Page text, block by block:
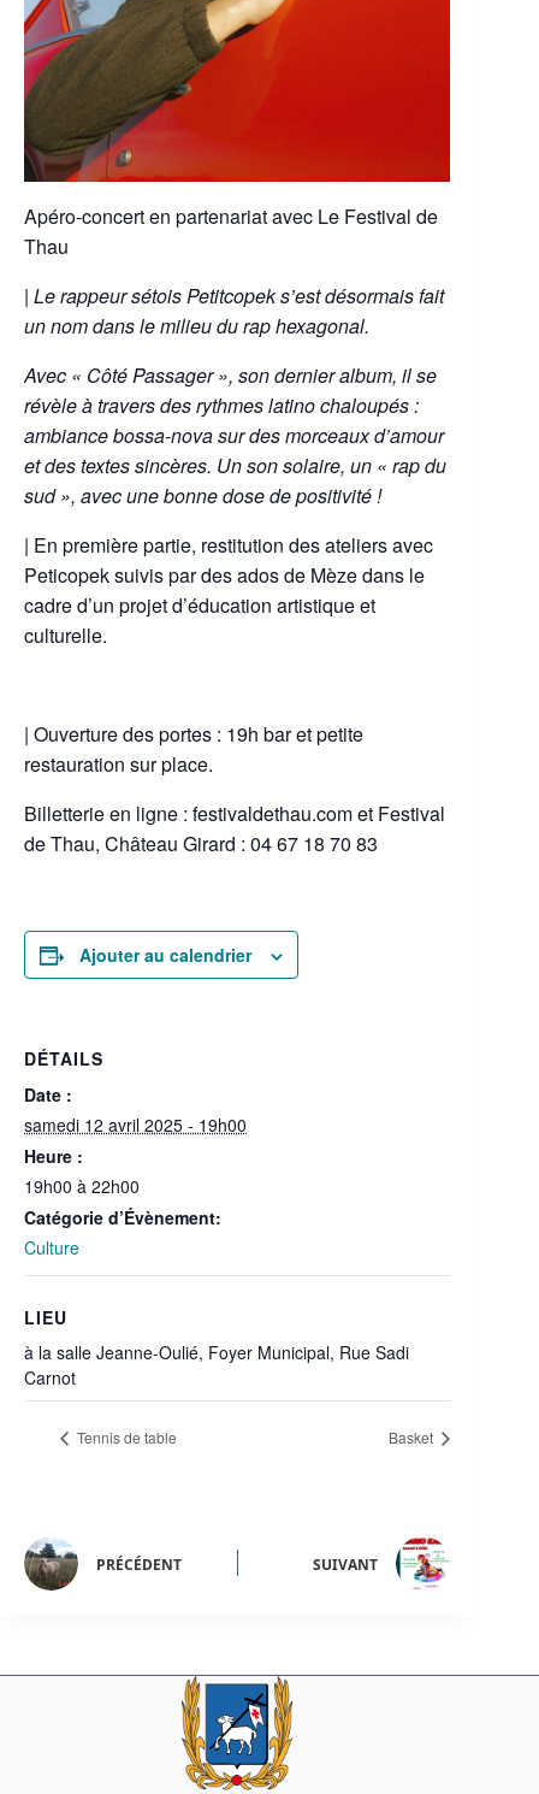
Apéro-concert en partenariat avec Le Festival de
Thau
| Le rappeur sétois Petitcopek s’est désormais fait
un nom dans le milieu du rap hexagonal.
Avec « Côté Passager », son dernier album, il se
révèle à travers des rythmes latino chaloupés :
ambiance bossa-nova sur des morceaux d’amour
et des textes sincères. Un son solaire, un « rap du
sud », avec une bonne dose de positivité !
| En première partie, restitution des ateliers avec
Peticopek suivis par des ados de Mèze dans le
cadre d’un projet d’éducation artistique et
culturelle.
| Ouverture des portes : 19h bar et petite
restauration sur place.
Billetterie en ligne : festivaldethau.com et Festival
de Thau, Château Girard : 04 67 18 70 83
Ajouter au calendrier
DÉTAILS
Date :
samedi 12 avril 2025 - 19h00
Heure :
19h00 à 22h00
Catégorie d’Évènement:
Culture
LIEU
à la salle Jeanne-Oulié, Foyer Municipal, Rue Sadi
Carnot
Tennis de table Basket
PRÉCÉDENT SUIVANT